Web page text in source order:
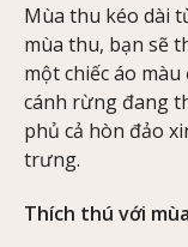
Mùa thu kéo dài
mùa thu, bạn sẽ
một chiếc áo
cánh rừng đang
phủ cả hòn đảo
trưng.
Thích thú với